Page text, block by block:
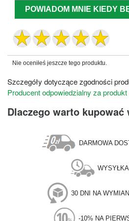
POWIADOM MNIE KIEDY
Nie oceniłeś jeszcze tego produktu.
Szczegóły dotyczące zgodności
Producent odpowiedzialny za produkt
Dlaczego warto kupować
DARMOWA
30 DNI NA
-10% NA